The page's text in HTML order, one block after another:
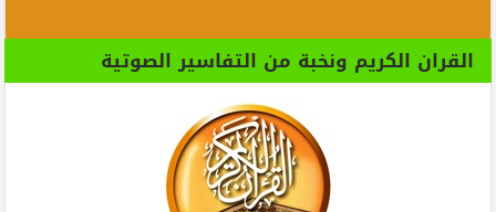
القران الكريم ونخبة من التفاسير الصوتية